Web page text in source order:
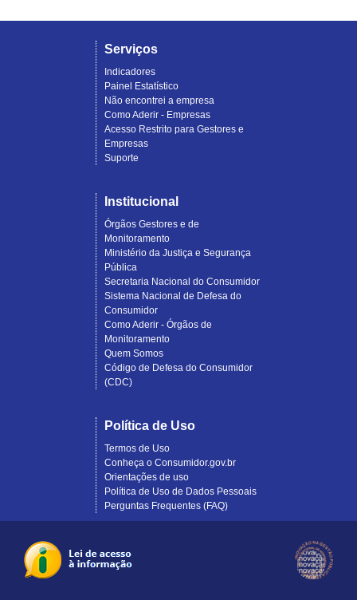
Serviços
Indicadores
Painel Estatístico
Não encontrei a empresa
Como Aderir - Empresas
Acesso Restrito para Gestores e
Empresas
Suporte
Institucional
Órgãos Gestores e de
Monitoramento
Ministério da Justiça e Segurança
Pública
Secretaria Nacional do Consumidor
Sistema Nacional de Defesa do
Consumidor
Como Aderir - Órgãos de
Monitoramento
Quem Somos
Código de Defesa do Consumidor
(CDC)
Política de Uso
Termos de Uso
Conheça o Consumidor.gov.br
Orientações de uso
Política de Uso de Dados Pessoais
Perguntas Frequentes (FAQ)